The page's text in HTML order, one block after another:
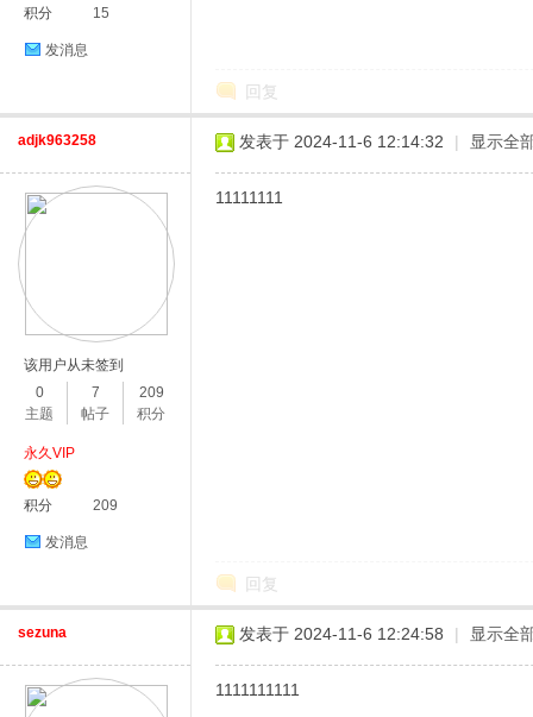
积分 15
发消息
回复
adjk963258
该用户从未签到
0
主题
7
帖子
209
积分
永久VIP
积分 209
发消息
发表于 2024-11-6 12:14:32 | 显示全
11111111
回复
sezuna 发表于 2024-11-6 12:24:58 | 显示全
1111111111